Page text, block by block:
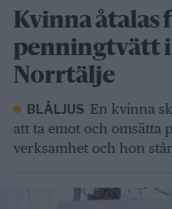
Kvinna åtalas
penningtvätt i
Norrtälje
BLÅLJUS En kvinna
att ta emot och omsätta
verksamhet och hon